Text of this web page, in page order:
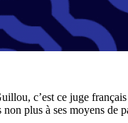
c’est ce juge
plus à ses moyens de